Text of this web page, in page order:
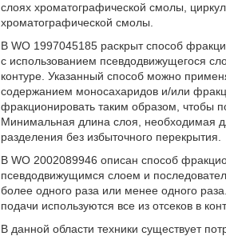
слоях хроматографической смолы,
хроматографической смолы.
В WO 1997045185 раскрыт способ
с использованием псевдодвижущегося
контуре. Указанный способ можно
содержанием моносахаридов и/или
фракционировать таким образом, чтобы
Минимальная длина слоя, необходимая
разделения без избыточного перекрытия.
В WO 2002089946 описан способ
псевдодвижущимся слоем и
более одного раза или менее одного
подачи используются все из отсеков в
В данной области техники существует